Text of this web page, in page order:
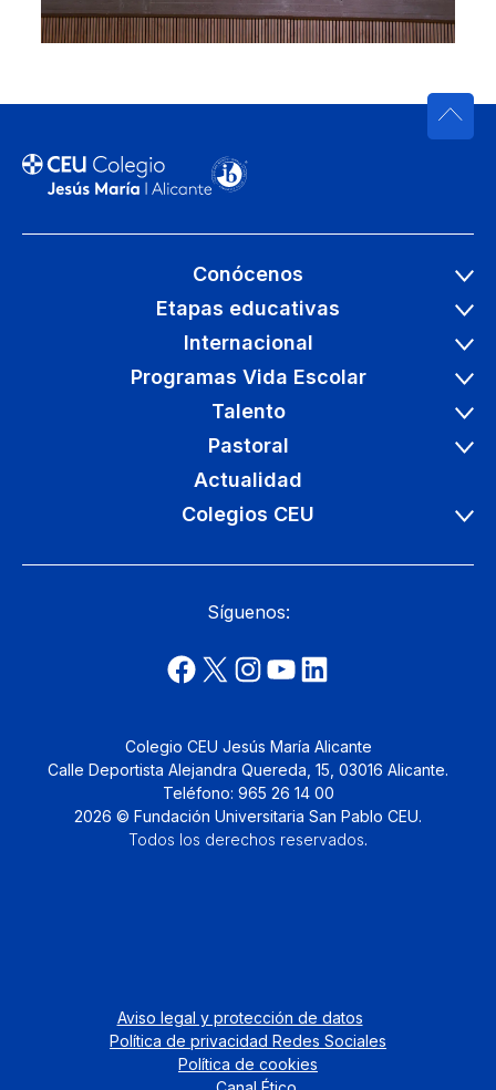
Conócenos
Etapas educativas
Internacional
Programas Vida Escolar
Talento
Pastoral
Actualidad
Colegios CEU
Síguenos:
Colegio CEU Jesús María Alicante
Calle Deportista Alejandra Quereda, 15, 03016 Alicante.
Teléfono: 965 26 14 00
2026 © Fundación Universitaria San Pablo CEU.
Todos los derechos reservados.
Aviso legal y protección de datos
Política de privacidad Redes Sociales
Política de cookies